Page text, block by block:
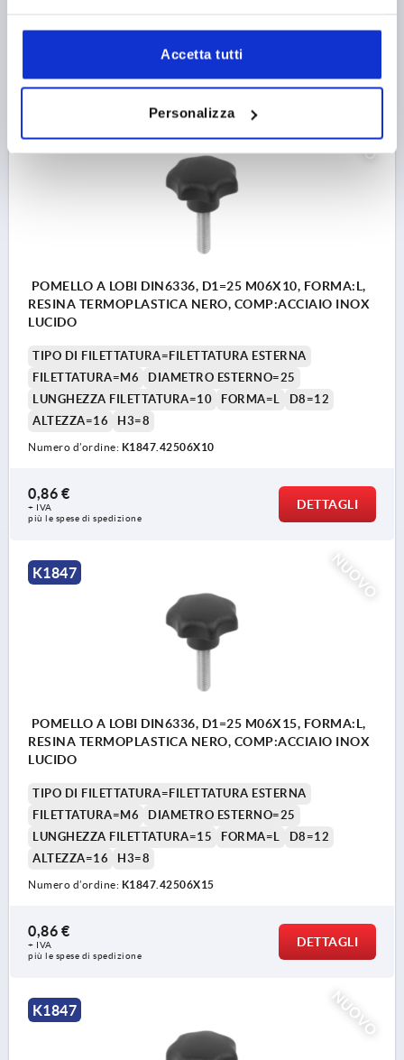
Accetta tutti
Personalizza
più le spese di spedizione
NUOVO
K1847
POMELLO A LOBI DIN6336, D1=25 M06X10, FORMA:L,
RESINA TERMOPLASTICA NERO, COMP:ACCIAIO INOX
LUCIDO
TIPO DI FILETTATURA=FILETTATURA ESTERNA
FILETTATURA=M6
DIAMETRO ESTERNO=25
LUNGHEZZA FILETTATURA=10
FORMA=L
D8=12
ALTEZZA=16
H3=8
Numero d’ordine: K1847.42506X10
0,86 €
+ IVA
più le spese di spedizione
DETTAGLI
NUOVO
K1847
POMELLO A LOBI DIN6336, D1=25 M06X15, FORMA:L,
RESINA TERMOPLASTICA NERO, COMP:ACCIAIO INOX
LUCIDO
TIPO DI FILETTATURA=FILETTATURA ESTERNA
FILETTATURA=M6
DIAMETRO ESTERNO=25
LUNGHEZZA FILETTATURA=15
FORMA=L
D8=12
ALTEZZA=16
H3=8
Numero d’ordine: K1847.42506X15
0,86 €
+ IVA
più le spese di spedizione
DETTAGLI
NUOVO
K1847